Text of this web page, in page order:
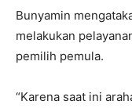
Bunyamin
melakukan
pemilih pemula.
“Karena saat ini